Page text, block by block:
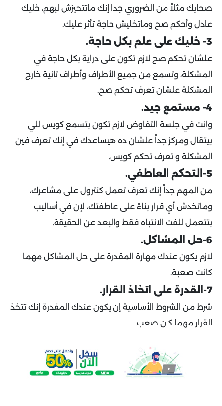
صحابك مثلاً من الضروري جداً إنك ماتتحيزش ليهم، خليك
عادل وأحكم صح وماتخليش حاجة تأثر عليك.
3- خليك على علم بكل حاجة.
علشان تحكم صح لازم تكون على دراية بكل حاجة في
المشكلة، وتسمع من جميع الأطراف وأطراف تانية خارج
المشكلة علشان تعرف تحكم صح.
4- مستمع جيد.
وانت في جلسة التفاوض لازم تكون بتسمع كويس للي
بيتقال ومركز جداً علشان ده هيساعدك في إنك تعرف فين
المشكلة و تعرف تحكم كويس.
5-التحكم العاطفي.
من المهم جداً إنك تعرف تعمل كنترول على مشاعرك،
وماتخدش أي قرار بناءً على عاطفتك، لإن في أساليب
بتتعمل للفت الانتباه فقط والبعد عن الحقيقة.
6-حل المشاكل.
لازم يكون عندك مهارة المقدرة على حل المشاكل مهما
كانت صعبة.
7-القدرة على اتخاذ القرار.
شرط من الشروط الأساسية إن يكون عندك المقدرة إنك تتخذ
القرار مهما كان صعب.